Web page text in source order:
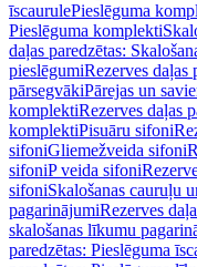
īscaurulePieslēguma
Pieslēguma komplekti
daļas paredzētas:
pieslēgumiRezerves daļas
pārsegvākiPārejas un
komplektiRezerves daļas
komplektiPisuāru sifoni
sifoniGliemežveida sifoni
sifoniP veida sifoni
sifoniSkalošanas cauruļu
pagarinājumiRezerves
skalošanas līkumu
paredzētas: Pieslēguma